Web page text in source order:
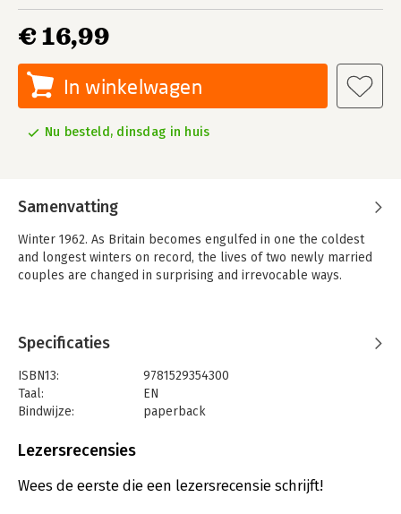
€ 16,99
In winkelwagen
Nu besteld, dinsdag in huis
Samenvatting
Winter 1962. As Britain becomes engulfed in one the coldest
and longest winters on record, the lives of two newly married
couples are changed in surprising and irrevocable ways.
Specificaties
ISBN13:
9781529354300
Taal:
EN
Bindwijze:
paperback
Uitgever:
Lezersrecensies
Wees de eerste die een lezersrecensie schrijft!